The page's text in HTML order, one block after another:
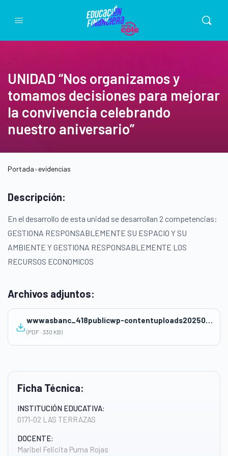
UNIDAD “Nos organizamos y
tomamos decisiones para mejorar
la convivencia celebrando
nuestro aniversario”
Portada»evidencias
Ficha Técnica:
INSTITUCIÓN EDUCATIVA:
0171-02 LAS TERRAZAS
DOCENTE:
Maribel Felicita Puma Rojas
Descripción:
En el desarrollo de esta unidad se desarrollan 2 competencias:
GESTIONA RESPONSABLEMENTE SU ESPACIO Y SU
AMBIENTE Y GESTIONA RESPONSABLEMENTE LOS
RECURSOS ECONOMICOS
Archivos adjuntos:
wwwasbanc_418publicwp-contentuploads202504UNIDAD-2_1°CCSS.pdf
(PDF · 330 KB)